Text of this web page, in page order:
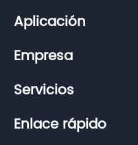
Aplicación
Empresa
Servicios
Enlace rápido